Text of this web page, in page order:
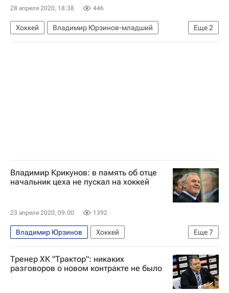
28 апреля 2020, 18:38 446
Еще2
Хоккей
Владимир Юрзинов-младший
КХЛ 2025-2026
Трактор
Владимир Крикунов: в память об отце
начальник цеха не пускал на хоккей
23 апреля 2020, 09:00 1392
Еще7
Владимир Юрзинов
Хоккей
Владимир Крикунов
Интервью РИА Спорт
Сокол (Красноярск)
Кристалл (Саратов)
Тренер ХК "Трактор": никаких
разговоров о новом контракте не было